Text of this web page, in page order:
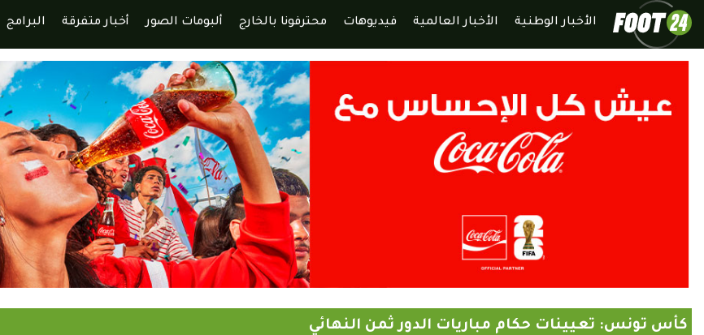
الأخبار الوطنية الأخبار العالمية فيديوهات محترفونا بالخارج ألبومات الصور أخبار متفرقة البرامج
كأس تونس: تعيينات حكام مباريات الدور ثمن النهائي